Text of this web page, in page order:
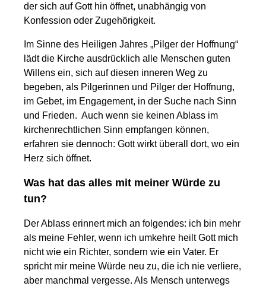
der sich auf Gott hin öffnet, unabhängig von
Konfession oder Zugehörigkeit.
Im Sinne des Heiligen Jahres „Pilger der Hoffnung“
lädt die Kirche ausdrücklich alle Menschen guten
Willens ein, sich auf diesen inneren Weg zu
begeben, als Pilgerinnen und Pilger der Hoffnung,
im Gebet, im Engagement, in der Suche nach Sinn
und Frieden. Auch wenn sie keinen Ablass im
kirchenrechtlichen Sinn empfangen können,
erfahren sie dennoch: Gott wirkt überall dort, wo ein
Herz sich öffnet.
Was hat das alles mit meiner Würde zu
tun?
Der Ablass erinnert mich an folgendes: ich bin mehr
als meine Fehler, wenn ich umkehre heilt Gott mich
nicht wie ein Richter, sondern wie ein Vater. Er
spricht mir meine Würde neu zu, die ich nie verliere,
aber manchmal vergesse. Als Mensch unterwegs